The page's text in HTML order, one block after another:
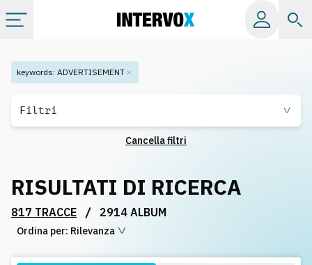
Categorie
Playlist
Licenze
keywords: ADVERTISEMENT
Filtri
Cancella filtri
RISULTATI DI RICERCA
817 TRACCE / 2914 ALBUM
Ordina per: Rilevanza